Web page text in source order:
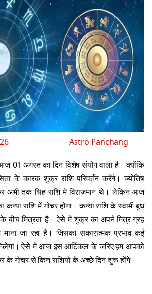
Astro Panchang
01 अगस्त का दिन विशेष संयोग वाला है। क्योंकि
के कारक शुक्र राशि परिवर्तन करेंगे। ज्योतिष
अभी तक सिंह राशि में विराजमान थे। लेकिन आज
राशि में गोचर होगा। कन्या राशि के स्वामी बुध
बीच मित्रता है। ऐसे में शुक्र का अपने मित्र ग्रह
माना जा रहा है। जिसका सकारात्मक प्रभाव कई
ऐसे में आज इस आर्टिकल के जरिए हम आपको
के गोचर से किन राशियों के अच्छे दिन शुरू होंगे।